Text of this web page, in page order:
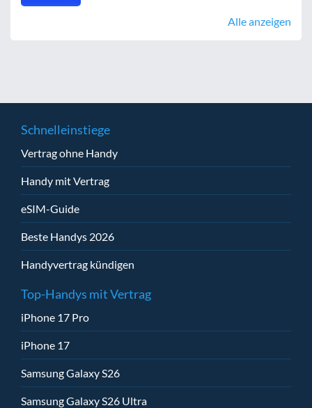
Alle anzeigen
Schnelleinstiege
Vertrag ohne Handy
Handy mit Vertrag
eSIM-Guide
Beste Handys 2026
Handyvertrag kündigen
Top-Handys mit Vertrag
iPhone 17 Pro
iPhone 17
Samsung Galaxy S26
Samsung Galaxy S26 Ultra